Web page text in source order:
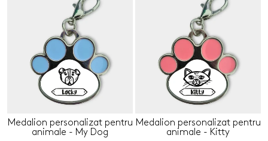
Medalion personalizat pentru
animale - My Dog
Medalion personalizat pentru
animale - Kitty